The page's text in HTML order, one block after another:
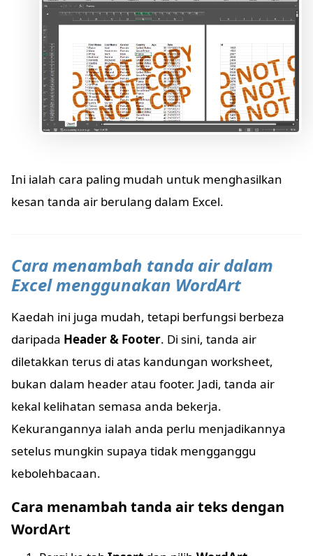
Ini ialah cara paling mudah untuk menghasilkan
kesan tanda air berulang dalam Excel.
Cara menambah tanda air dalam
Excel menggunakan WordArt
Kaedah ini juga mudah, tetapi berfungsi berbeza
daripada Header & Footer. Di sini, tanda air
diletakkan terus di atas kandungan worksheet,
bukan dalam header atau footer. Jadi, tanda air
kekal kelihatan semasa anda bekerja.
Kekurangannya ialah anda perlu menjadikannya
setelus mungkin supaya tidak mengganggu
kebolehbacaan.
Cara menambah tanda air teks dengan
WordArt